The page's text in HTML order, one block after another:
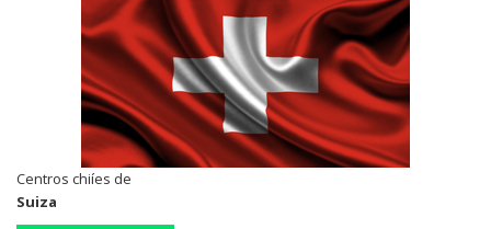
Centros chiíes de
Suiza